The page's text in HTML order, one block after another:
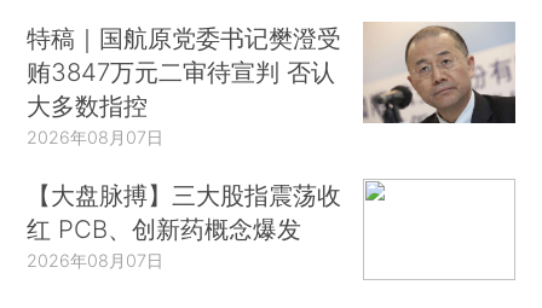
特稿｜国航原党委书记樊澄受
贿3847万元二审待宣判 否认
大多数指控
2026年08月07日
【大盘脉搏】三大股指震荡收
红 PCB、创新药概念爆发
2026年08月07日